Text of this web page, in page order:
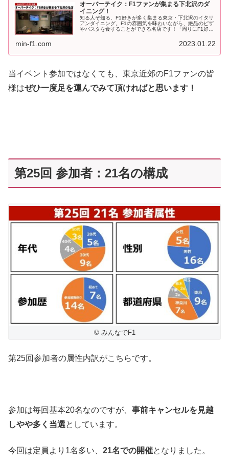
オーバーテイク：F1ファンが集まる下北沢のダ
イニング！
知る人ぞ知る、F1好きが多く集まる東京・下北沢のイタリ
アンダイニング。F1の雰囲気を味わいながら、絶品のピザ
やパスタを食することができる名店です！「周りにF1好き
min-f1.com 2023.01.22
当イベント参加ではなくても、東京近郊のF1ファンの皆
様はぜひ一度足を運んでみて頂ければと思います！
第25回 参加者：21名の構成
© みんなでF1
第25回参加者の属性内訳がこちらです。
参加は毎回基本20名なのですが、 事前キャンセルを見越
しやや多く当選としています。
今回は定員より1名多い、 21名での開催となりました。